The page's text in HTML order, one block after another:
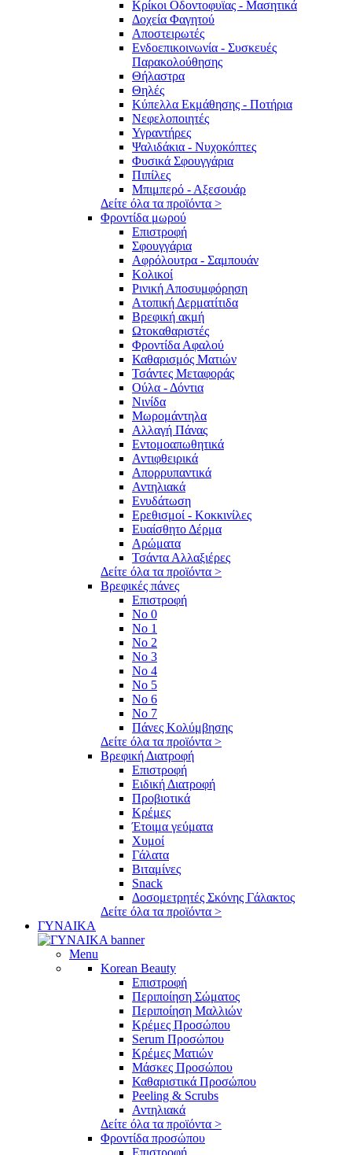
Κρίκοι Οδοντοφυϊας - Μασητικά
Δοχεία Φαγητού
Αποστειρωτές
Ενδοεπικοινωνία - Συσκευές
Παρακολούθησης
Θήλαστρα
Θηλές
Κύπελλα Εκμάθησης - Ποτήρια
Νεφελοποιητές
Υγραντήρες
Ψαλιδάκια - Νυχοκόπτες
Φυσικά Σφουγγάρια
Πιπίλες
Μπιμπερό - Αξεσουάρ
Δείτε όλα τα προϊόντα >
Φροντίδα μωρού
Επιστροφή
Σφουγγάρια
Αφρόλουτρα - Σαμπουάν
Κολικοί
Ρινική Αποσυμφόρηση
Ατοπική Δερματίτιδα
Βρεφική ακμή
Ωτοκαθαριστές
Φροντίδα Αφαλού
Καθαρισμός Ματιών
Τσάντες Μεταφοράς
Ούλα - Δόντια
Νινίδα
Μωρομάντηλα
Αλλαγή Πάνας
Εντομοαπωθητικά
Αντιφθειρικά
Απορρυπαντικά
Αντηλιακά
Ενυδάτωση
Ερεθισμοί - Κοκκινίλες
Ευαίσθητο Δέρμα
Αρώματα
Τσάντα Αλλαξιέρες
Δείτε όλα τα προϊόντα >
Βρεφικές πάνες
Επιστροφή
No 0
No 1
No 2
No 3
No 4
No 5
No 6
No 7
Πάνες Κολύμβησης
Δείτε όλα τα προϊόντα >
Βρεφική Διατροφή
Επιστροφή
Ειδική Διατροφή
Προβιοτικά
Κρέμες
Έτοιμα γεύματα
Χυμοί
Γάλατα
Βιταμίνες
Snack
Δοσομετρητές Σκόνης Γάλακτος
Δείτε όλα τα προϊόντα >
ΓΥΝΑΙΚΑ
Menu
Korean Beauty
Επιστροφή
Περιποίηση Σώματος
Περιποίηση Μαλλιών
Κρέμες Προσώπου
Serum Προσώπου
Κρέμες Ματιών
Μάσκες Προσώπου
Καθαριστικά Προσώπου
Peeling & Scrubs
Αντηλιακά
Δείτε όλα τα προϊόντα >
Φροντίδα προσώπου
Επιστροφή